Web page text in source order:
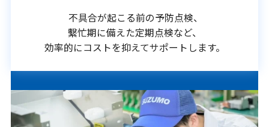
不具合が起こる前の予防点検、
繫忙期に備えた定期点検など、
効率的にコストを抑えてサポートします。